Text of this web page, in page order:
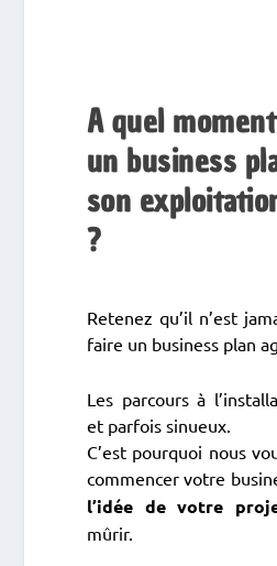
A quel
un business
son
?
Retenez qu’il n’est
faire un business plan
Les parcours à
et parfois sinueux.
C’est pourquoi nous
commencer votre
l’idée de votre
mûrir.